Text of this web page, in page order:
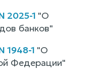
2025-1 "О
банков"
1948-1 "О
Федерации"